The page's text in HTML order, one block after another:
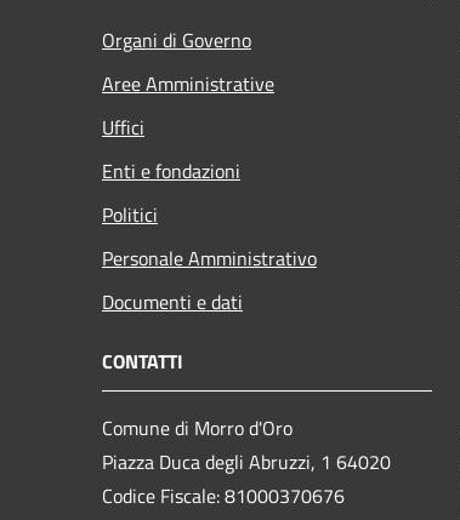
Organi di Governo
Aree Amministrative
Uffici
Enti e fondazioni
Politici
Personale Amministrativo
Documenti e dati
CONTATTI
Comune di Morro d'Oro
Piazza Duca degli Abruzzi, 1 64020
Codice Fiscale: 81000370676